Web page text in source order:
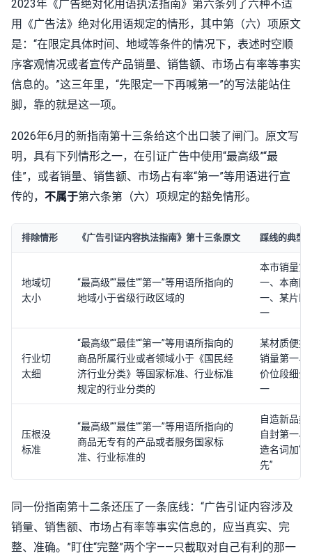
2023年《广告绝对化用语执法指南》第六条列了六种不适
用《广告法》绝对化用语规定的情形，其中第（六）项原文
是：“在限定具体时间、地域等条件的情况下，表述时空顺
序客观情况或者宣传产品销量、销售额、市场占有率等事实
信息的。”这三年里，“先限定一下再喊第一”的写法能站住
脚，靠的就是这一项。
2026年6月的新指南第十三条给这个出口装了闸门。原文写
明，具有下列情形之一，在引证广告中使用“最高级”“最
佳”，或者销量、销售额、市场占有率“第一”等用语进行宣
传的， 不属于第六条第（六）项规定的豁免情形。
排除情形 《广告引证内容执法指南》第十三条原文 踩线的典型
地域切
太小
“最高级”“最佳”“第一”等用语所指向的
地域小于省级行政区域的
本市销量第
一、本商圈
一、某片区
一
行业切
太细
“最高级”“最佳”“第一”等用语所指向的
商品所属行业或者领域小于《国民经
济行业分类》等国家标准、行业标准
规定的行业分类的
某材质便携
销量第一、
价位段细分
一
压根没
标准
“最高级”“最佳”“第一”等用语所指向的
商品无专有的产品或者服务国家标
准、行业标准的
自造新品类
自封第一、
造名词加“领
先”
同一份指南第十二条还压了一条底线：“广告引证内容涉及
销量、销售额、市场占有率等事实信息的，应当真实、完
整、准确。”盯住“完整”两个字——只截取对自己有利的那一